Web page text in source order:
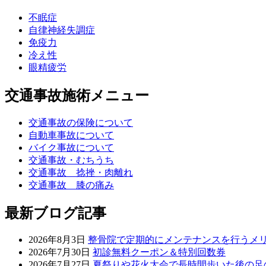
不眠症
自律神経失調症
免疫力
冷え性
眼精疲労
交通事故施術メニュー
交通事故の保険について
自動車事故について
バイク事故について
交通事故・むちうち
交通事故 捻挫・肉離れ
交通事故 膝の痛み
最新ブログ記事
2026年8月3日 整骨院で定期的にメンテナンスを行うメ
2026年7月30日 初診無料クーポン＆特別回数券